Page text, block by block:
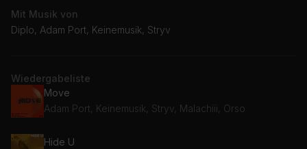
Mit Musik von
Diplo, Adam Port, Keinemusik, Stryv
Wiedergabeliste
Move
Adam Port, Keinemusik, Stryv, Malachiii, Orso
Hide U